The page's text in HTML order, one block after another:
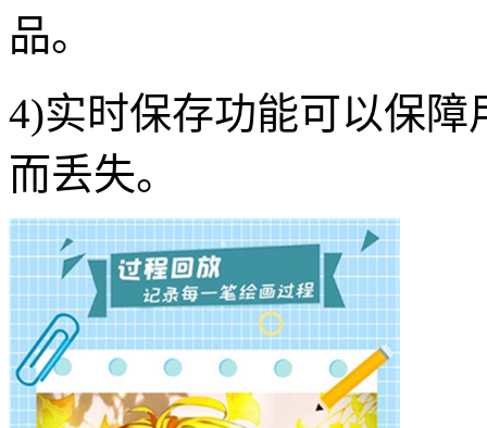
品。
4)实时保存功能可以保
而丢失。